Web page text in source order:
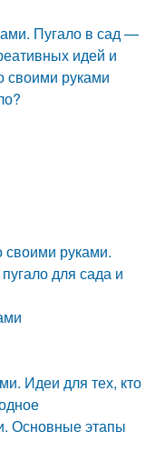
Пугало в сад —
идей и
своими руками
своими руками.
для сада и
Идеи для тех, кто
Основные этапы